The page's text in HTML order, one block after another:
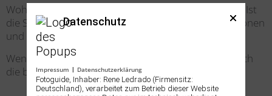
Woher kommt das Licht? Wie hoch steht die Sonne? Ist
die Szene warm oder kühl? Gibt es Schatten, Reflexionen
und einen passenden Kontrast?
Wenn diese Fragen nicht zusammenpassen, hilft auch
die beste Maskierung nicht.
Datenschutz
Impressum Datenschutzerklärung
Fotoguide, Inhaber: Rene Ledrado (Firmensitz:
Deutschland), verarbeitet zum Betrieb dieser Website